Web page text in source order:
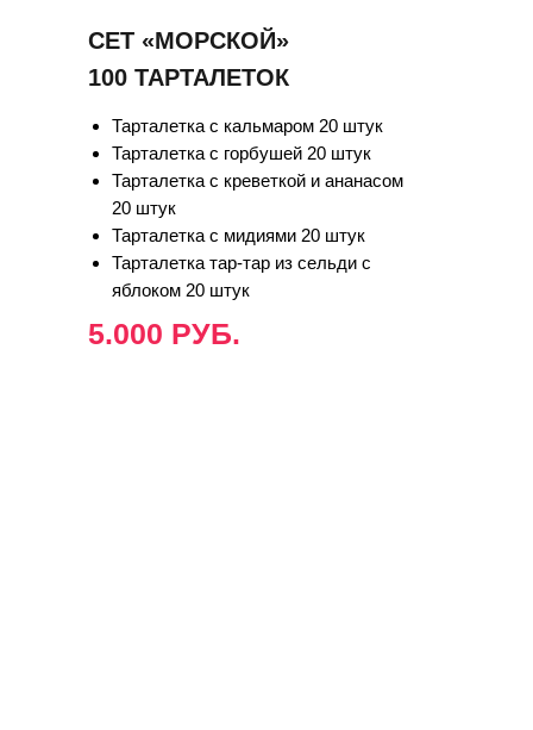
СЕТ «МОРСКОЙ»
100 ТАРТАЛЕТОК
Тарталетка с кальмаром 20 штук
Тарталетка с горбушей 20 штук
Тарталетка с креветкой и ананасом
20 штук
Тарталетка с мидиями 20 штук
Тарталетка тар-тар из сельди с
яблоком 20 штук
5.000 РУБ.